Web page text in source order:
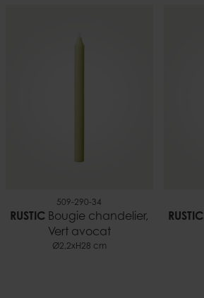
509-290-34
RUSTIC Bougie chandelier,
Vert avocat
Ø2,2xH28 cm
RUSTIC